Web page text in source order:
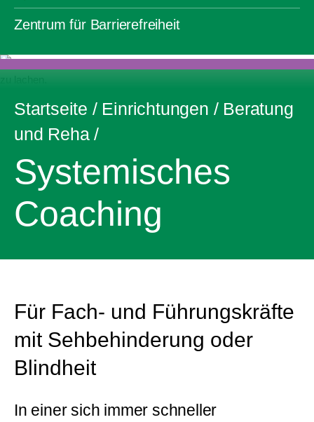
Zentrum für Barrierefreiheit
Startseite / Einrichtungen / Beratung
und Reha/
Systemisches
Coaching
Für Fach- und Führungskräfte
mit Sehbehinderung oder
Blindheit
In einer sich immer schneller